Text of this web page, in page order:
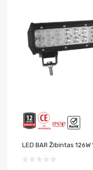
LED BAR Žibintas 126W